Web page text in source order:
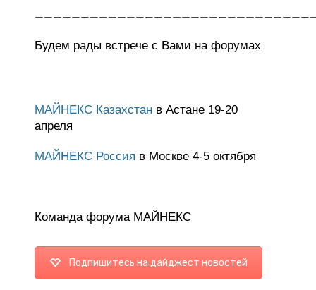
Будем рады встрече с Вами на форумах
МАЙНЕКС Казахстан в Астане 19-20
апреля
МАЙНЕКС Россия в Москве 4-5 октября
Команда форума МАЙНЕКС
Подпишитесь на дайджест новостей